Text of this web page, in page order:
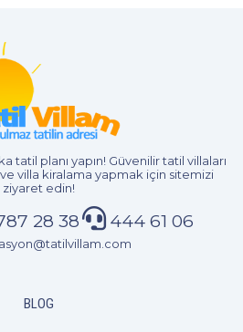
tatil planı yapın! Güvenilir tatil villaları
villa kiralama yapmak için sitemizi
ziyaret edin!
28 38 444 61 06
BLOG